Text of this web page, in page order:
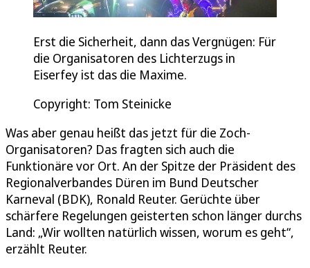
Erst die Sicherheit, dann das Vergnügen: Für
die Organisatoren des Lichterzugs in
Eiserfey ist das die Maxime.
Copyright: Tom Steinicke
Was aber genau heißt das jetzt für die Zoch-
Organisatoren? Das fragten sich auch die
Funktionäre vor Ort. An der Spitze der Präsident des
Regionalverbandes Düren im Bund Deutscher
Karneval (BDK), Ronald Reuter. Gerüchte über
schärfere Regelungen geisterten schon länger durchs
Land: „Wir wollten natürlich wissen, worum es geht“,
erzählt Reuter.